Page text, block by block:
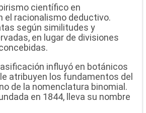
científico en
el racionalismo deductivo.
según similitudes y
en lugar de divisiones
influyó en botánicos
atribuyen los fundamentos del
de la nomenclatura binomial.
en 1844, lleva su nombre